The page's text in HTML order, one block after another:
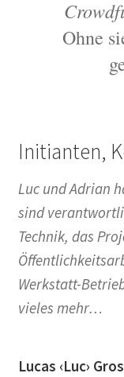
Intern
KontaktOhne
Initianten,
Luc und Adrian
sind
Technik, das
Werkstatt-
vieles mehr…
Lucas ‹Luc›